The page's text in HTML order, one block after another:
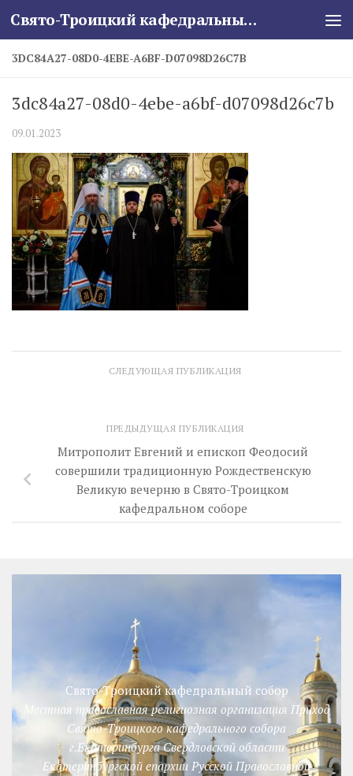
Skip to content Свято-Троицкий кафедральный собор
3DC84A27-08D0-4EBE-A6BF-D07098D26C7B
3dc84a27-08d0-4ebe-a6bf-d07098d26c7b
09.01.2023
СЛЕДУЮЩАЯ ПУБЛИКАЦИЯ
ПРЕДЫДУЩАЯ ПУБЛИКАЦИЯ
Митрополит Евгений и епископ Феодосий
совершили традиционную Рождественскую
Великую вечерню в Свято-Троицком
кафедральном соборе
Свято-Троицкий кафедральный собор
Местная православная религиозная организация Приход
Свято-Троицкого кафедрального собора
г.Екатеринбурга Свердловской области
Екатеринбургской епархии Русской Православной